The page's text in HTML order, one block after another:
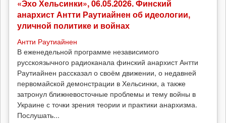
«Эхо Хельсинки», 06.05.2026. Финский
анархист Антти Раутиайнен об идеологии,
уличной политике и войнах
Антти Раутиайнен
В еженедельной программе независимого
русскоязычного радиоканала финский анархист Антти
Раутиайнен рассказал о своём движении, о недавней
первомайской демонстрации в Хельсинки, а также
затронул ближневосточные проблемы и тему войны в
Украине с точки зрения теории и практики анархизма.
Послушать...